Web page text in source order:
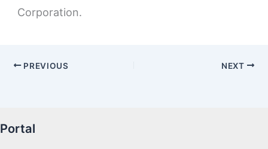
Corporation.
PREVIOUS NEXT
Portal